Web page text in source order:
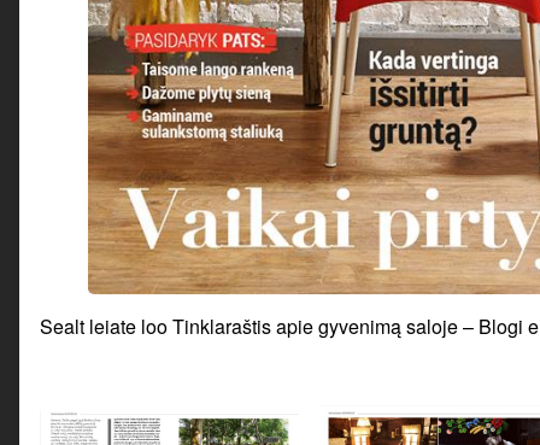
Sealt leiate loo Tinklaraštis apie gyvenimą saloje – Blogi